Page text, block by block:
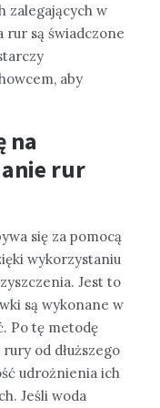
zalegających w
rur są świadczone
aby
na
rur
się za pomocą
wykorzystaniu
Jest to
są wykonane w
Po tę metodę
od dłuższego
udrożnienia ich
Jeśli woda